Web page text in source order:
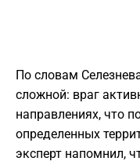
По словам
сложной: враг
направлениях, что
определенных
эксперт напомнил,